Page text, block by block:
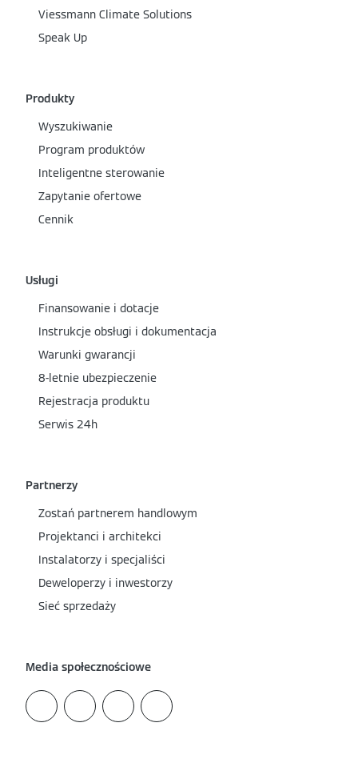
Viessmann Climate Solutions
Speak Up
Produkty
Wyszukiwanie
Program produktów
Inteligentne sterowanie
Zapytanie ofertowe
Cennik
Usługi
Finansowanie i dotacje
Instrukcje obsługi i dokumentacja
Warunki gwarancji
8-letnie ubezpieczenie
Rejestracja produktu
Serwis 24h
Partnerzy
Zostań partnerem handlowym
Projektanci i architekci
Instalatorzy i specjaliści
Deweloperzy i inwestorzy
Sieć sprzedaży
Media społecznościowe